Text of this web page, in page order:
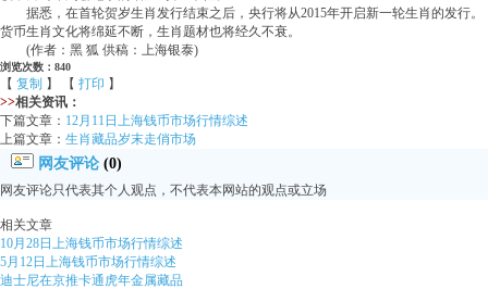
据悉，在首轮贺岁生肖发行结束之后，央行将从2015年开启新一轮生肖的发行。
货币生肖文化将绵延不断，生肖题材也将经久不衰。
(作者：黑 狐 供稿：上海银泰)
浏览次数：840
【 复制 】 【 打印 】
>>相关资讯：
下篇文章： 12月11日上海钱币市场行情综述
上篇文章： 生肖藏品岁末走俏市场
网友评论 (0)
网友评论只代表其个人观点，不代表本网站的观点或立场
相关文章
10月28日上海钱币市场行情综述
5月12日上海钱币市场行情综述
迪士尼在京推卡通虎年金属藏品